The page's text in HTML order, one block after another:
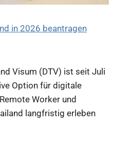
in 2026 beantragen
Visum (DTV) ist seit Juli
Option für digitale
Worker und
langfristig erleben